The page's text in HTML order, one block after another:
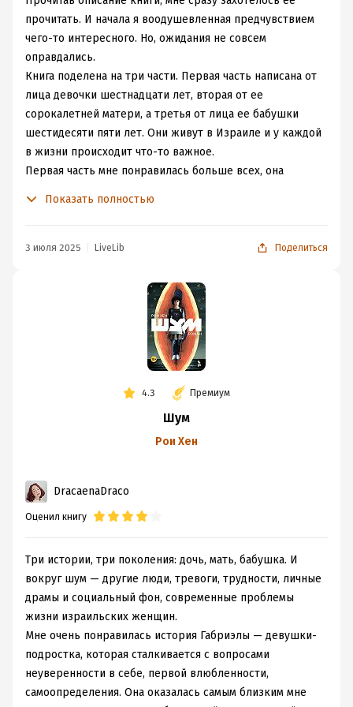
прочитать. И начала я воодушевленная предчувствием
чего-то интересного. Но, ожидания не совсем
оправдались.
Книга поделена на три части. Первая часть написана от
лица девочки шестнадцати лет, вторая от ее
сорокалетней матери, а третья от лица ее бабушки
шестидесяти пяти лет. Они живут в Израиле и у каждой
в жизни происходит что-то важное.
Первая часть мне понравилась больше всех, она
даже вымученной. Уж не знаю, затевал ли автор сразу
показался слишком накрученным или слишком
хайповым. Это испортило ощущение от книги.
Думала даже поставить 7 из 10 но решила, что за
первые две части поставлю 8 из 10.
Но книга достойна внимания, на мой взгляд.
Показать полностью
3 июля 2025 LiveLib Поделиться
4.3 Премиум
Шум
Рои Хен
DracaenaDraco
Оценил книгу
Три истории, три поколения: дочь, мать, бабушка. И
вокруг шум — другие люди, тревоги, трудности, личные
драмы и социальный фон, современные проблемы
жизни израильских женщин.
Мне очень понравилась история Габриэлы — девушки-
подростка, которая сталкивается с вопросами
неуверенности в себе, первой влюбленности,
самоопределения. Она оказалась самым близким мне